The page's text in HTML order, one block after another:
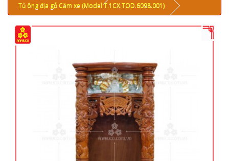
Tủ ông địa gỗ Căm xe (Model T.1CX.TOD.6098.001)